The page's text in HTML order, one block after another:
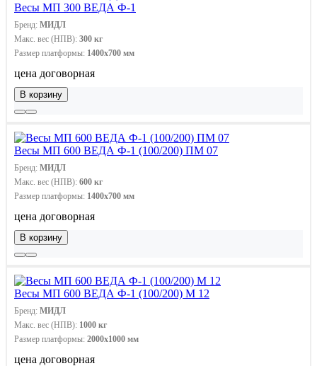
Весы МП 300 ВЕДА Ф-1
Бренд: МИДЛ
Макс. вес (НПВ): 300 кг
Размер платформы: 1400х700 мм
цена договорная
В корзину
Весы МП 600 ВЕДА Ф-1 (100/200) ПМ 07
Бренд: МИДЛ
Макс. вес (НПВ): 600 кг
Размер платформы: 1400х700 мм
цена договорная
В корзину
Весы МП 600 ВЕДА Ф-1 (100/200) М 12
Бренд: МИДЛ
Макс. вес (НПВ): 1000 кг
Размер платформы: 2000х1000 мм
цена договорная